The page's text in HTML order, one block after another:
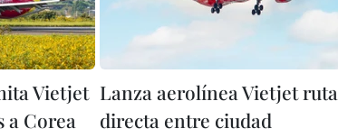
Vietjet
a Corea
Lanza aerolínea Vietjet ruta
directa entre ciudad